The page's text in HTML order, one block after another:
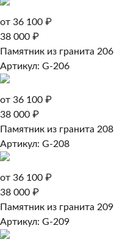
от 36 100 ₽
38 000 ₽
Памятник из гранита 206
Артикул: G-206
от 36 100 ₽
38 000 ₽
Памятник из гранита 208
Артикул: G-208
от 36 100 ₽
38 000 ₽
Памятник из гранита 209
Артикул: G-209